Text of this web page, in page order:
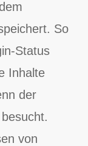
So
Status
Inhalte
der
von